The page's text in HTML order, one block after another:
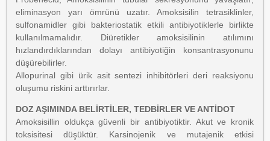
eliminasyon yarı ömrünü uzatır. Amoksisilin tetrasiklinler,
sulfonamidler gibi bakteriostatik etkili antibiyotiklerle birlikte
kullanılmamalıdır. Diüretikler amoksisilinin atılımını
hızlandırdıklarından dolayı antibiyotiğin konsantrasyonunu
düşürebilirler.
Allopurinal gibi ürik asit sentezi inhibitörleri deri reaksiyonu
oluşumu riskini arttırırlar.
DOZ AŞIMINDA BELİRTİLER, TEDBİRLER VE ANTİDOT
Amoksisillin oldukça güvenli bir antibiyotiktir. Akut ve kronik
toksisitesi düşüktür. Karsinojenik ve mutajenik etkisi